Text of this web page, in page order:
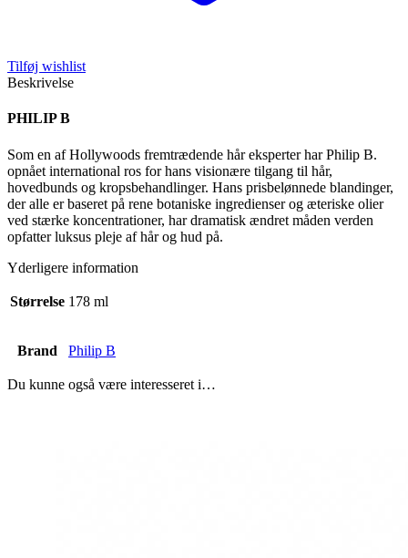
Tilføj wishlist
Beskrivelse
PHILIP B
Som en af Hollywoods fremtrædende hår eksperter har Philip B.
opnået international ros for hans visionære tilgang til hår,
hovedbunds og kropsbehandlinger. Hans prisbelønnede blandinger,
der alle er baseret på rene botaniske ingredienser og æteriske olier
ved stærke koncentrationer, har dramatisk ændret måden verden
opfatter luksus pleje af hår og hud på.
Yderligere information
Størrelse 178 ml
Brand Philip B
Du kunne også være interesseret i…